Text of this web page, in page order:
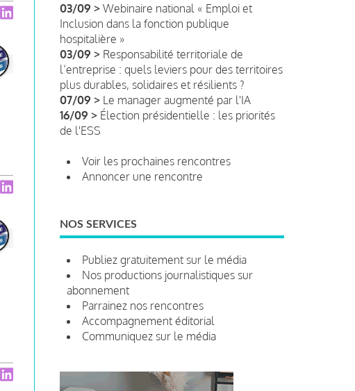
03/09 > Webinaire national « Emploi et
Inclusion dans la fonction publique
hospitalière »
03/09 > Responsabilité territoriale de
l’entreprise : quels leviers pour des territoires
plus durables, solidaires et résilients ?
07/09 > Le manager augmenté par l'IA
16/09 > Élection présidentielle : les priorités
de l'ESS
Voir les prochaines rencontres
Annoncer une rencontre
NOS SERVICES
Publiez gratuitement sur le média
Nos productions journalistiques sur
abonnement
Parrainez nos rencontres
Accompagnement éditorial
Communiquez sur le média